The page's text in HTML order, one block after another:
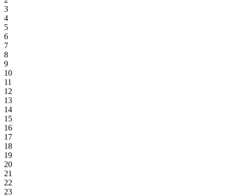
3
4
5
6
7
8
9
10
11
12
13
14
15
16
17
18
19
20
21
22
23